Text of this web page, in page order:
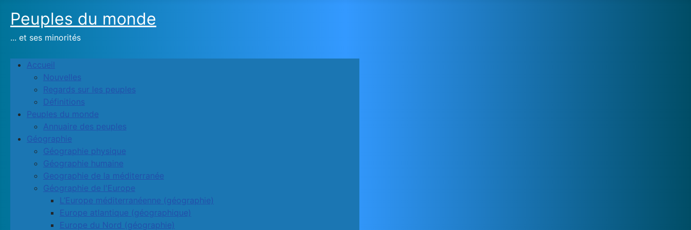
Peuples du monde
... et ses minorités
Accueil
Nouvelles
Regards sur les peuples
Définitions
Peuples du monde
Annuaire des peuples
Géographie
Géographie physique
Géographie humaine
Geographie de la méditerranée
Géographie de l'Europe
L’Europe méditerranéenne (géographie)
Europe atlantique (géographique)
Europe du Nord (géographie)